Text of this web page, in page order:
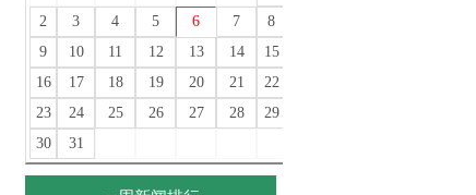
2
3 4 5 6 7
8
9
10 11 12 13 14
15
16
17 18 19 20 21
22
23
24 25 26 27 28
29
30
31